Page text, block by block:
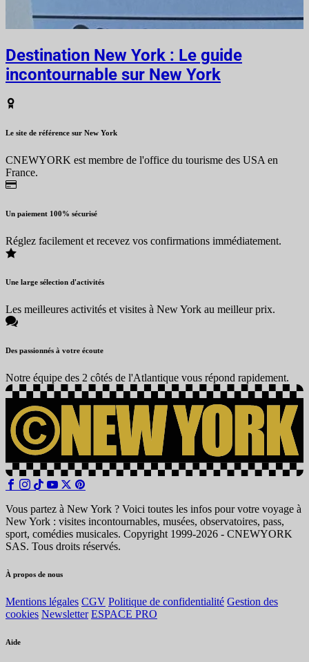
Destination New York : Le guide
incontournable sur New York
Le site de référence sur New York
CNEWYORK est membre de l'office du tourisme des USA en
France.
Un paiement 100% sécurisé
Réglez facilement et recevez vos confirmations immédiatement.
Une large sélection d'activités
Les meilleures activités et visites à New York au meilleur prix.
Des passionnés à votre écoute
Notre équipe des 2 côtés de l'Atlantique vous répond rapidement.
Vous partez à New York ? Voici toutes les infos pour votre voyage à
New York : visites incontournables, musées, observatoires, pass,
sport, comédies musicales. Copyright 1999-2026 - CNEWYORK
SAS. Tous droits réservés.
À propos de nous
Mentions légales CGV Politique de confidentialité Gestion des
cookies Newsletter ESPACE PRO
Aide